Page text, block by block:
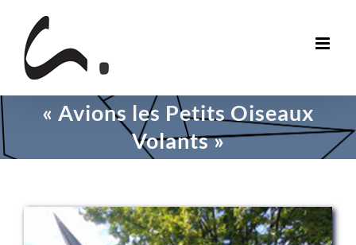
content
« Avions les Petits Oiseaux
Volants »